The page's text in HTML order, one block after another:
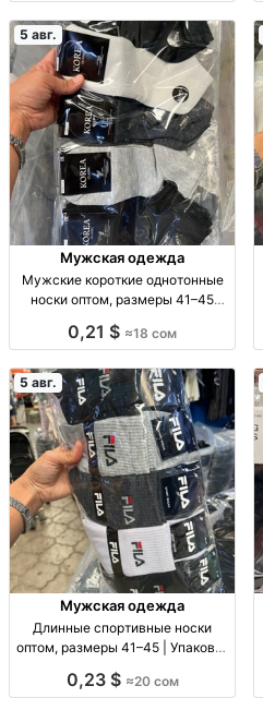
5 авг.
Мужская одежда
Мужские короткие однотонные
носки оптом, размеры 41–45
р 41–45, опт: 18 сом/пара, компл.
0,21 $ ≈18 сом
5 авг.
Мужская одежда
Длинные спортивные носки
оптом, размеры 41–45 | Упаковка
45, уп. 10 шт., 20 сом/уп.
0,23 $ ≈20 сом